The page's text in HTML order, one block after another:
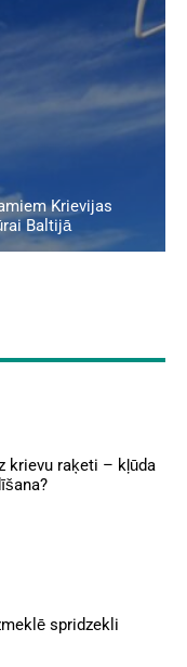
Krievijas
Baltijā
krievu raķeti – kļūda
spridzekli